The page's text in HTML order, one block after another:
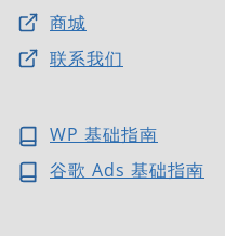
商城
联系我们
WP 基础指南
谷歌 Ads 基础指南